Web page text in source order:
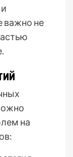
важно не
на